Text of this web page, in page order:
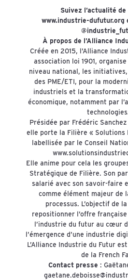
Suivez l’actualité de
www.industrie-
À propos de l’Alliance
Créée en 2015, l’Alliance
association loi 1901,
niveau national, les
des PME/ETI, pour la
industriels et la
économique, notamment par
Présidée par Frédéric
elle porte la Filière « Solutions
labellisée par le Conseil
Elle anime pour cela les
Stratégique de Filière. Son
salarié avec son savoir-faire
comme élément majeur de
processus. L’objectif de
repositionner l’offre
l’industrie du futur au cœur
l’émergence d’une industrie
L’Alliance Industrie du Futur
de la French
Contact presse :